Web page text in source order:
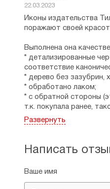
Написать
Ваше имя
22.03.2023
Иконы издательства
поражают своей
Выполнена она
* детализированные
соответствие
* дерево без зазубрин,
* обработано лаком;
* с обратной стороны
т.к. покупала ранее,
специальное
икону на гвоздик.
Что касается самой
рекомендации впервые
Развернуть